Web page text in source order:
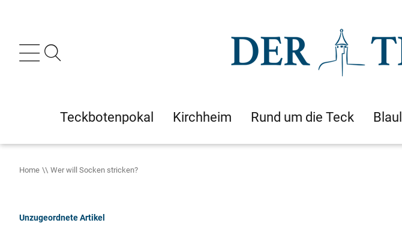
Teckbotenpokal Kirchheim Rund um die Teck
Home Wer will Socken stricken?
Unzugeordnete Artikel